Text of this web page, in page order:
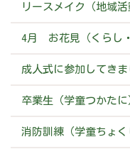
リースメイク（地域活
4月 お花見（くらし
成人式に参加してきま
卒業生（学童つかたに
消防訓練（学童ちょく